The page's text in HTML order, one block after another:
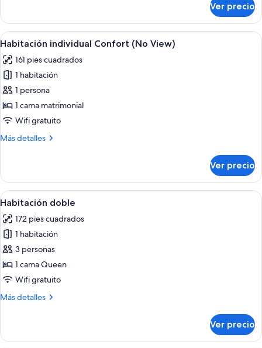
Non-
Smoking,
Without
Transit
Area
Double
Room
-
Smoking,
Without
Transit
Area
Ver precio
Abrir
todas
las
fotos
de
Habitación
individual
(No
Habitación individual Confort (No
7
Habitación individual Confort (No View)
161 pies cuadrados
1 habitación
1 persona
1 cama matrimonial
Wifi gratuito
Más detalles
Más
individual
Confort
(No
Ver precio
Abrir
todas
las
fotos
de
Habitación
doble
Una habitación de hotel con cama,
7
Habitación doble
172 pies cuadrados
1 habitación
3 personas
1 cama Queen
Wifi gratuito
Más detalles
Más
doble
Ver precio